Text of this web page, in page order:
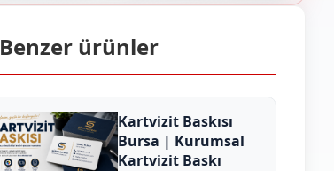
Benzer ürünler
Kartvizit Baskısı
Bursa | Kurumsal
Kartvizit Baskı